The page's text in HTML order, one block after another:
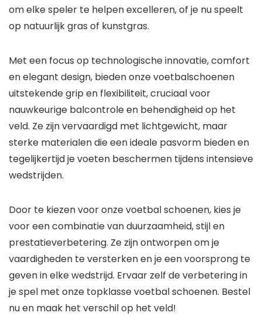
om elke speler te helpen excelleren, of je nu speelt
op natuurlijk gras of kunstgras.
Met een focus op technologische innovatie, comfort
en elegant design, bieden onze voetbalschoenen
uitstekende grip en flexibiliteit, cruciaal voor
nauwkeurige balcontrole en behendigheid op het
veld. Ze zijn vervaardigd met lichtgewicht, maar
sterke materialen die een ideale pasvorm bieden en
tegelijkertijd je voeten beschermen tijdens intensieve
wedstrijden.
Door te kiezen voor onze voetbal schoenen, kies je
voor een combinatie van duurzaamheid, stijl en
prestatieverbetering. Ze zijn ontworpen om je
vaardigheden te versterken en je een voorsprong te
geven in elke wedstrijd. Ervaar zelf de verbetering in
je spel met onze topklasse voetbal schoenen. Bestel
nu en maak het verschil op het veld!